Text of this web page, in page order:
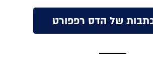
של הדס רפפורט